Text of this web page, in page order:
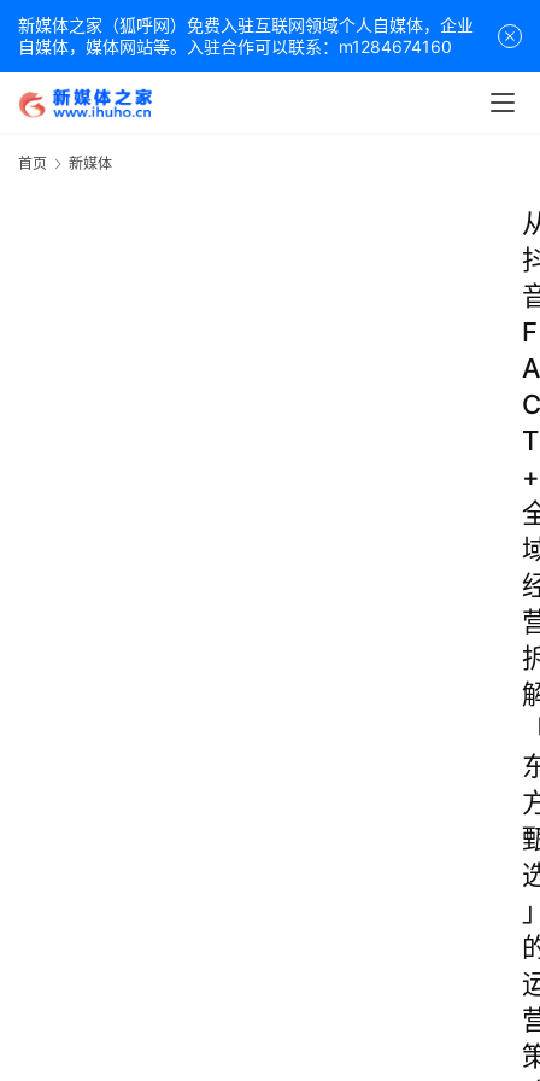
新媒体之家（狐呼网）免费入驻互联网领域个人自媒体，企业
自媒体，媒体网站等。入驻合作可以联系：m1284674160
首页 新媒体
F
A
C
T
+